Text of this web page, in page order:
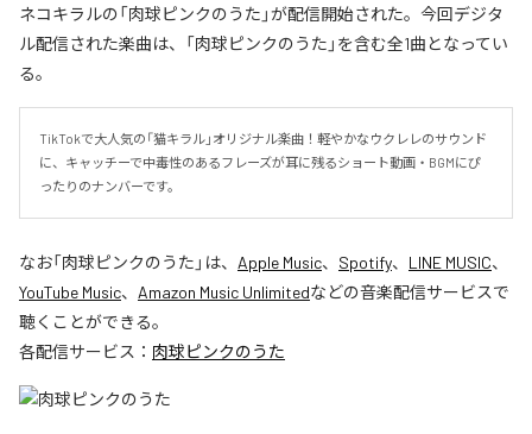
ネコキラルの「肉球ピンクのうた」が配信開始された。今回デジタ
ル配信された楽曲は、「肉球ピンクのうた」を含む全1曲となってい
る。
TikTokで大人気の「猫キラル」オリジナル楽曲！軽やかなウクレレのサウンド
に、キャッチーで中毒性のあるフレーズが耳に残るショート動画・BGMにぴ
ったりのナンバーです。
なお「肉球ピンクのうた 」は、 Apple Music、 Spotify、 LINE MUSIC、
YouTube Music、 Amazon Music Unlimitedなどの音楽配信サービスで
聴くことができる。
各配信サービス： 肉球ピンクのうた